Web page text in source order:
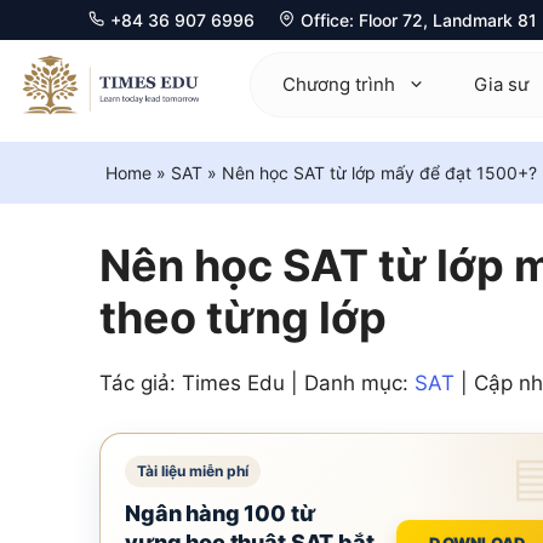
+84 36 907 6996 Office: Floor 72, Landmark 81
Chuyển
đến
nội
dung
Chương trình
Physics 0625
Chemistry 0620
Biology 0610
Computer Science 0478
Gia sư
Home » SAT » Nên học SAT từ lớp mấy để đạt
Nên học SAT từ lớp
theo từng lớp
Tác giả: Times Edu | Danh mục: SAT | Cập
Ngân hàng 100 từ